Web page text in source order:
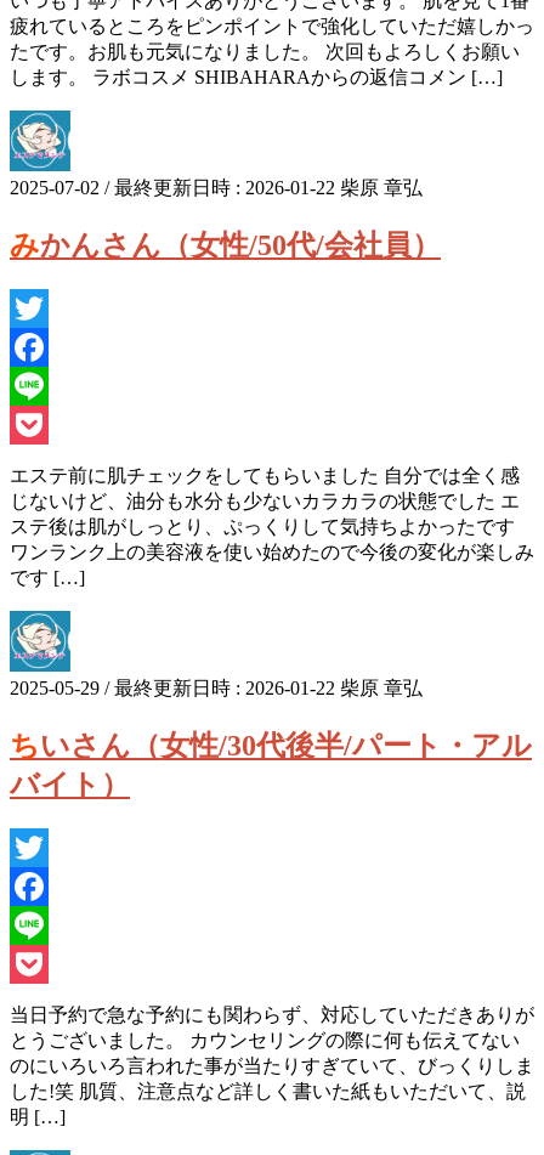
疲れているところをピンポイントで強化していただ嬉しかっ
たです。お肌も元気になりました。 次回もよろしくお願い
します。 ラボコスメ SHIBAHARAからの返信コメン […]
2025-07-02 / 最終更新日時 : 2026-01-22 柴原 章弘
みかんさん（女性/50代/会社員）
Twitter
Facebook
Line
エステ前に肌チェックをしてもらいました 自分では全く感
じないけど、油分も水分も少ないカラカラの状態でした エ
ステ後は肌がしっとり、ぷっくりして気持ちよかったです
ワンランク上の美容液を使い始めたので今後の変化が楽しみ
です […]
2025-05-29 / 最終更新日時 : 2026-01-22 柴原 章弘
ちいさん（女性/30代後半/パート・アル
バイト）
Twitter
Facebook
Line
Pocket
当日予約で急な予約にも関わらず、対応していただきありが
とうございました。 カウンセリングの際に何も伝えてない
のにいろいろ言われた事が当たりすぎていて、びっくりしま
した!笑 肌質、注意点など詳しく書いた紙もいただいて、説
明 […]